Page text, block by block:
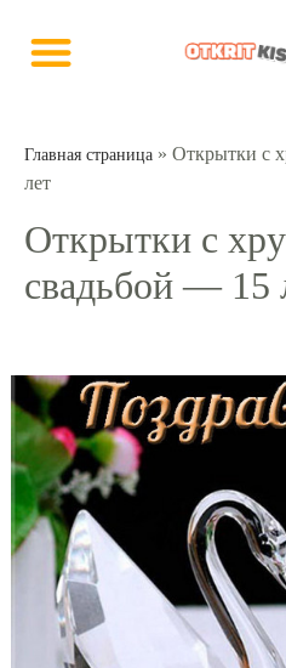
Главная страница » Открытки с
лет
Открытки с
свадьбой — 15